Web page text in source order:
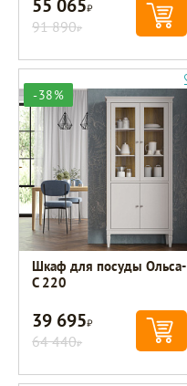
55 065Р
91 890Р
-38%
Шкаф для посуды Ольса-
С 220
39 695Р
64 440Р